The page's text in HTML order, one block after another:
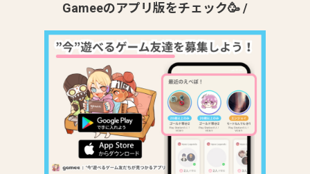
Gameeのアプリ版をチェック🥳 /